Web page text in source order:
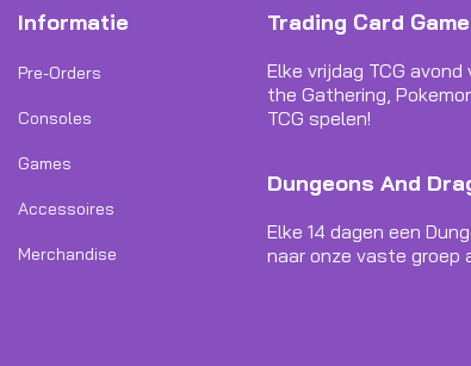
Informatie
Pre-Orders
Consoles
Games
Accessoires
Merchandise
Trading Card
Elke vrijdag TCG
the Gathering,
TCG spelen!
Dungeons And
Elke 14 dagen een
naar onze vaste groep